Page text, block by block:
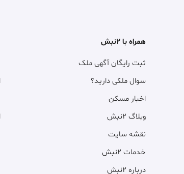
همراه با ۲نبش
ثبت رایگان آگهی ملک
سوال ملکی دارید؟
اخبار مسکن
وبلاگ ۲نبش
نقشه سایت
خدمات ۲نبش
درباره ۲نبش